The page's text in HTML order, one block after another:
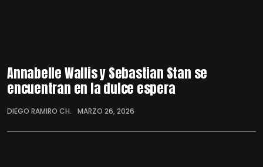
Annabelle Wallis y Sebastian Stan se
encuentran en la dulce espera
DIEGO RAMIRO CH. MARZO 26, 2026